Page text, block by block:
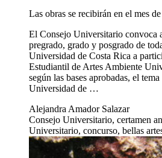
Las obras se recibirán en el mes
El Consejo Universitario convoca
pregrado, grado y posgrado de
Universidad de Costa Rica a
Estudiantil de Artes Ambiente
según las bases aprobadas, el
Universidad de …
Alejandra Amador Salazar
Consejo Universitario, certamen
Universitario, concurso, bellas